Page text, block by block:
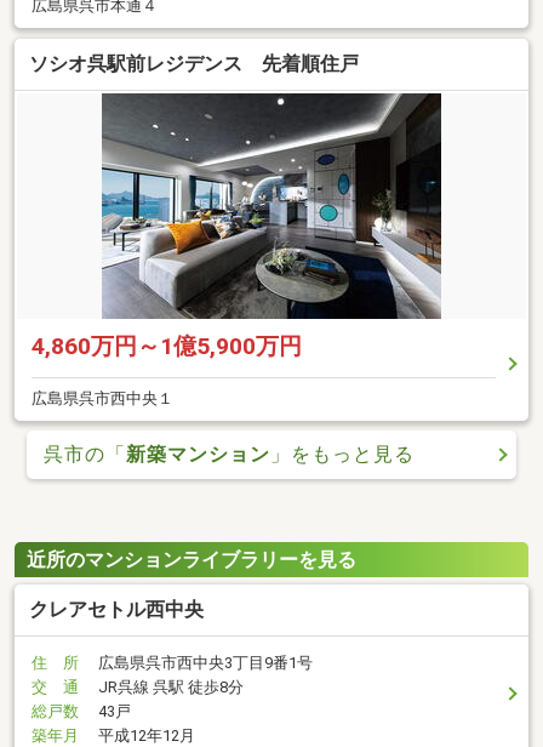
広島県呉市本通４
ソシオ呉駅前レジデンス 先着順住戸
4,860万円～1億5,900万円
広島県呉市西中央１
呉市の「 新築マンション 」をもっと見る
近所のマンションライブラリーを見る
クレアセトル西中央
住 所
広島県呉市西中央3丁目9番1号
交 通
JR呉線 呉駅 徒歩8分
総戸数
43戸
築年月
平成12年12月